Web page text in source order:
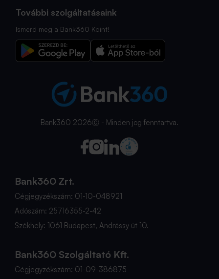
További szolgáltatásaink
Ismerd meg a Bank360 Koint!
Bank360 2026Ⓒ - Minden jog fenntartva.
Bank360 Zrt.
Cégjegyzékszám: 01-10-048921
Adószám: 25716355-2-42
Székhely: 1061 Budapest, Andrássy út 10.
Bank360 Szolgáltató Kft.
Cégjegyzékszám: 01-09-386875